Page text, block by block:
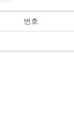
번호